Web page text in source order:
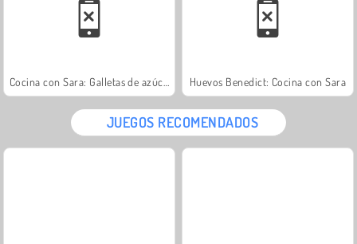
Huevos Benedict: Cocina con Sara
JUEGOS RECOMENDADOS